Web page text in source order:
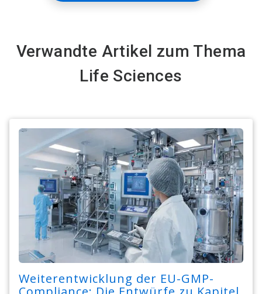
Verwandte Artikel zum Thema
Life Sciences
Weiterentwicklung der EU-GMP-